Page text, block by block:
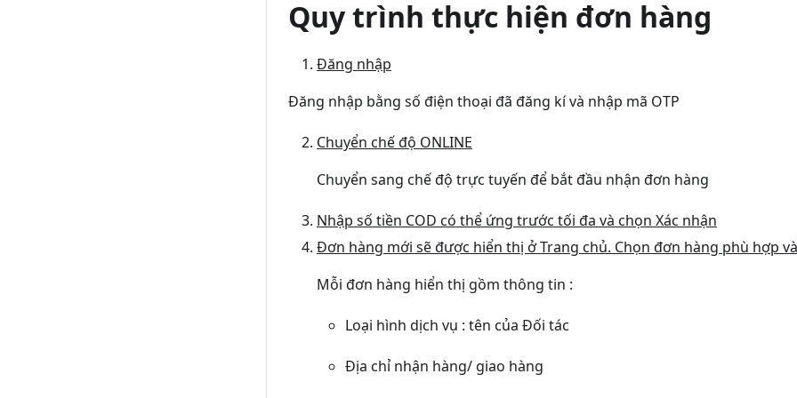
Quy trình thực hiện đơn hàng
Đăng nhập
Đăng nhập bằng số điện thoại đã đăng kí và nhập mã OTP
Chuyển chế độ ONLINE
Chuyển sang chế độ trực tuyến để bắt đầu nhận đơn hàng
Nhập số tiền COD có thể ứng trước tối đa và chọn Xác nhận
Đơn hàng mới sẽ được hiển thị ở Trang chủ. Chọn đơn hàng phù hợp
Mỗi đơn hàng hiển thị gồm thông tin :
Loại hình dịch vụ : tên của Đối tác
Địa chỉ nhận hàng/ giao hàng